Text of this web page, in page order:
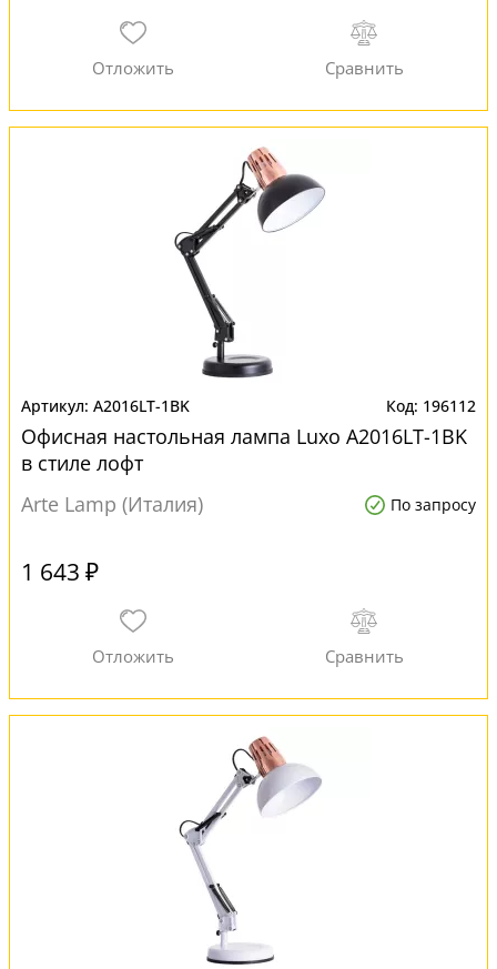
A2016LT-1BK 196112
Офисная настольная лампа Luxo A2016LT-1BK
в стиле лофт
Arte Lamp (Италия)
По запросу
1 643 ₽